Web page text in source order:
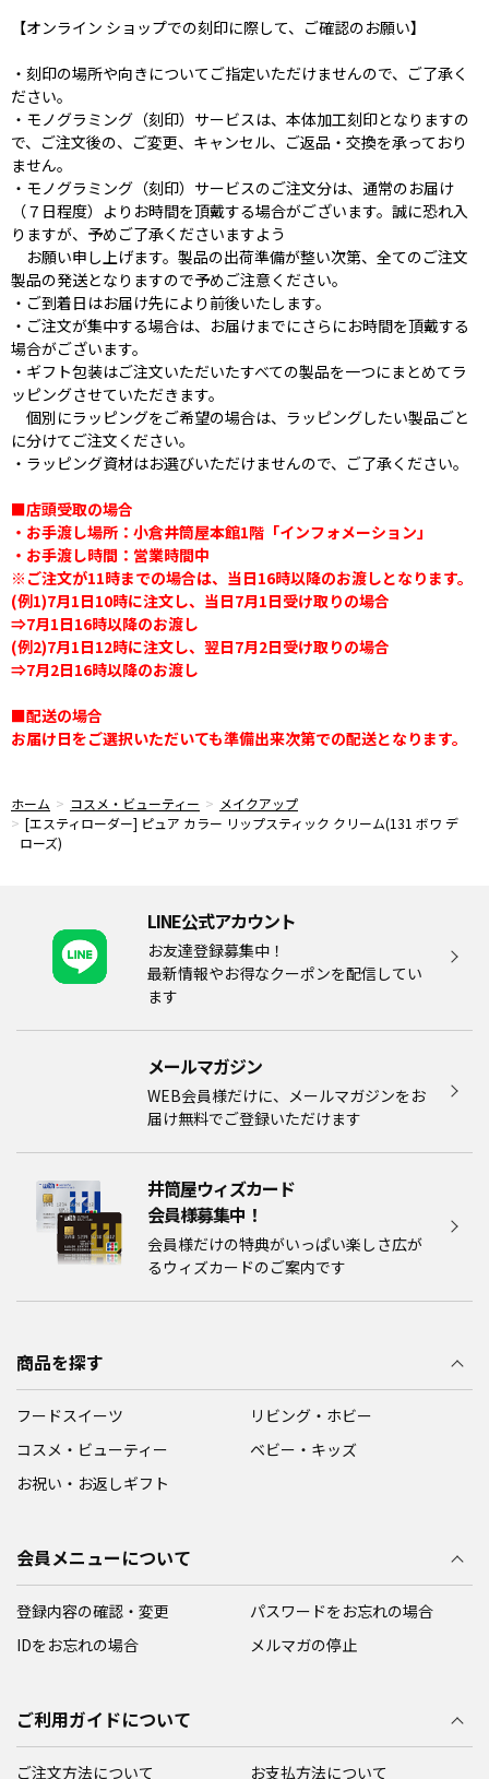
【オンライン ショップでの刻印に際して、ご確認のお願い】
・刻印の場所や向きについてご指定いただけませんので、ご了承く
ださい。
・モノグラミング（刻印）サービスは、本体加工刻印となりますの
で、ご注文後の、ご変更、キャンセル、ご返品・交換を承っており
ません。
・モノグラミング（刻印）サービスのご注文分は、通常のお届け
（７日程度）よりお時間を頂戴する場合がございます。誠に恐れ入
りますが、予めご了承くださいますよう
お願い申し上げます。製品の出荷準備が整い次第、全てのご注文
製品の発送となりますので予めご注意ください。
・ご到着日はお届け先により前後いたします。
・ご注文が集中する場合は、お届けまでにさらにお時間を頂戴する
場合がございます。
・ギフト包装はご注文いただいたすべての製品を一つにまとめてラ
ッピングさせていただきます。
個別にラッピングをご希望の場合は、ラッピングしたい製品ごと
に分けてご注文ください。
・ラッピング資材はお選びいただけませんので、ご了承ください。
■店頭受取の場合
・お手渡し場所：小倉井筒屋本館1階「インフォメーション」
・お手渡し時間：営業時間中
※ご注文が11時までの場合は、当日16時以降のお渡しとなります。
(例1)7月1日10時に注文し、当日7月1日受け取りの場合
⇒7月1日16時以降のお渡し
(例2)7月1日12時に注文し、翌日7月2日受け取りの場合
⇒7月2日16時以降のお渡し
■配送の場合
お届け日をご選択いただいても準備出来次第での配送となります。
ホーム コスメ・ビューティー
メイクアップ
[エスティローダー] ピュア カラー リップスティック クリーム(131 ボワ デ
ローズ)
LINE公式アカウント
お友達登録募集中！
最新情報やお得なクーポンを配信してい
ます
メールマガジン​
WEB会員様だけに、メールマガジンをお
届け無料でご登録いただけます
井筒屋ウィズカード
会員様募集中！​​
会員様だけの特典がいっぱい楽しさ広が
るウィズカードのご案内です
商品を探す
フードスイーツ
リビング・ホビー
コスメ・ビューティー
ベビー・キッズ
お祝い・お返しギフト
会員メニューについて
登録内容の確認・変更
パスワードをお忘れの場合
IDをお忘れの場合
メルマガの停止
ご利用ガイドについて
ご注文方法について お支払方法について